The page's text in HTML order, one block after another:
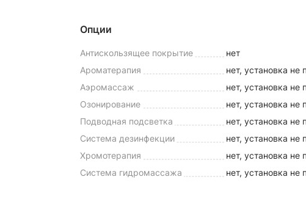
Опции
Антискользящее покрытие
нет
Ароматерапия
нет, установка не
Аэромассаж
нет, установка не
Озонирование
нет, установка не
Подводная подсветка
нет, установка не
Система дезинфекции
нет, установка не
Хромотерапия
нет, установка не
Система гидромассажа
нет, установка не